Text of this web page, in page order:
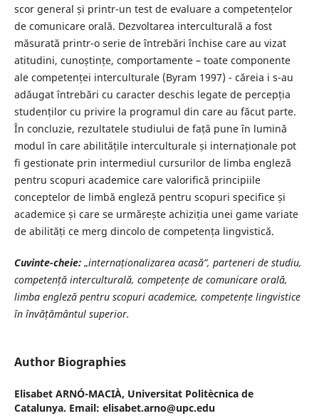
scor general și printr-un test de evaluare a competențelor
de comunicare orală. Dezvoltarea interculturală a fost
măsurată printr-o serie de întrebări închise care au vizat
atitudini, cunoștințe, comportamente – toate componente
ale competenței interculturale (Byram 1997) - căreia i s-au
adăugat întrebări cu caracter deschis legate de percepția
studenților cu privire la programul din care au făcut parte.
În concluzie, rezultatele studiului de față pune în lumină
modul în care abilitățile interculturale și internaționale pot
fi gestionate prin intermediul cursurilor de limba engleză
pentru scopuri academice care valorifică principiile
conceptelor de limbă engleză pentru scopuri specifice și
academice și care se urmărește achiziția unei game variate
de abilități ce merg dincolo de competența lingvistică.
Cuvinte-cheie: „internaționalizarea acasă”, parteneri de studiu,
competență interculturală, competențe de comunicare orală,
limba engleză pentru scopuri academice, competențe lingvistice
în învățământul superior.
Author Biographies
Elisabet ARNÓ-MACIÀ, Universitat Politècnica de
Catalunya. Email: elisabet.arno@upc.edu